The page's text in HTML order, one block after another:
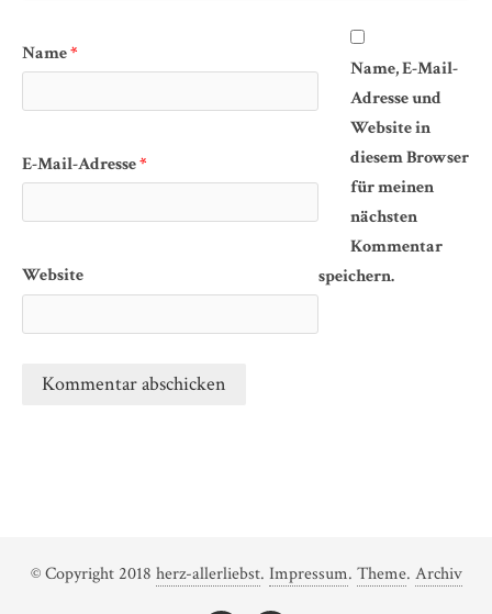
Name*
E-Mail-Adresse*
Website
Name, E-Mail-
Adresse und
Website in
diesem Browser
für meinen
nächsten
Kommentar
speichern.
© Copyright 2018 herz-allerliebst. Impressum. Theme. Archiv